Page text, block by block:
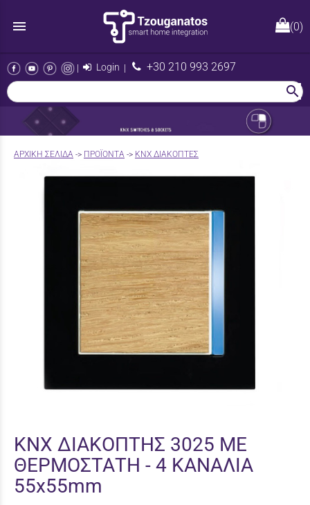
menu (0)
| Login | +30 210 993 2697
search
AΡΧΙΚΉ ΣΕΛΊΔΑ -> ΠΡΟΪΟΝΤΑ -> KNX ΔΙΑΚΟΠΤΕΣ
KNX ΔΙΑΚΟΠΤΗΣ 3025 ΜΕ
ΘΕΡΜΟΣΤΑΤΗ - 4 ΚΑΝΑΛΙΑ
55x55mm